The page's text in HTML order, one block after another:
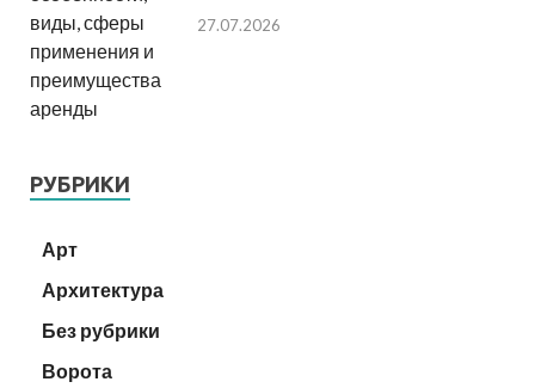
27.07.2026
РУБРИКИ
Арт
Архитектура
Без рубрики
Ворота